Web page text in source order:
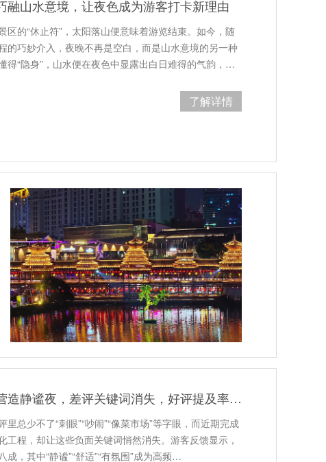
融山水意境，让夜色成为游客打卡新理由
区的“休止符”，太阳落山便意味着游览结束。如今，随
的巧妙介入，夜晚不再是空白，而是山水意境的另一种
得“隐身”，山水便在夜色中显露出白日难得的气韵，…
了解详情
景区灯光亮化营造静谧夜，差评关键词消失，好评提及率8成！
里总少不了“刺眼”“吵闹”“像菜市场”等字眼，而近期完成
工程，却让这些负面关键词悄然消失。游客反馈显示，
成，其中“静谧”“舒适”“有氛围”成为高频…